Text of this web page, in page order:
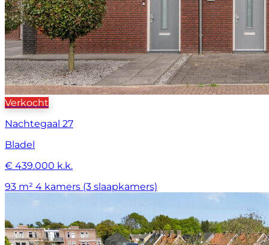
Verkocht
Nachtegaal 27
Bladel
€ 439.000 k.k.
93 m² 4 kamers (3 slaapkamers)